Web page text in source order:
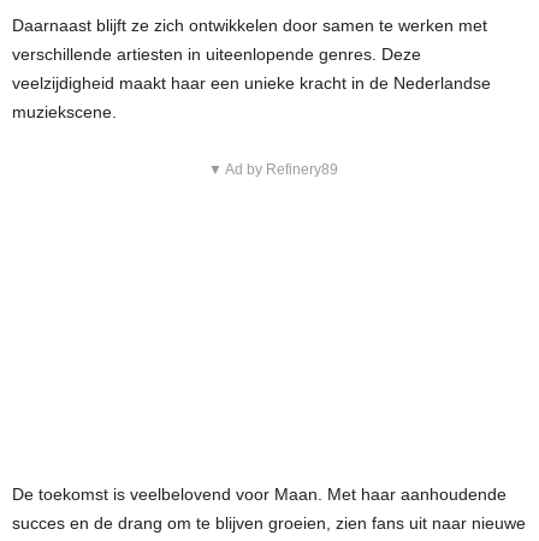
Daarnaast blijft ze zich ontwikkelen door samen te werken met
verschillende artiesten in uiteenlopende genres. Deze
veelzijdigheid maakt haar een unieke kracht in de Nederlandse
muziekscene.
▼ Ad by Refinery89
De toekomst is veelbelovend voor Maan. Met haar aanhoudende
succes en de drang om te blijven groeien, zien fans uit naar nieuwe